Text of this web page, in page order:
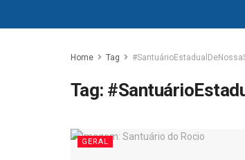
Home Tag
Tag:
GERAL